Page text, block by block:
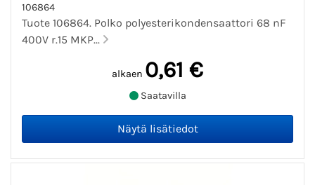
106864
Tuote 106864. Polko polyesterikondensaattori 68 nF
400V r.15 MKP...
alkaen 0,61 €
Saatavilla